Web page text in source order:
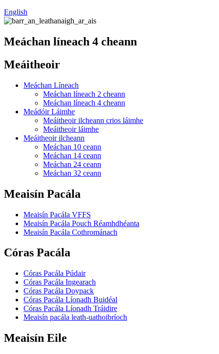
English
Meáchan líneach 4 cheann
Meáitheoir
Meáchan Líneach
Meáchan líneach 2 cheann
Meáchan líneach 4 cheann
Meádóir Láimhe
Meáitheoir ilcheann crios láimhe
Meáitheoir láimhe
Meáitheoir ilcheann
Meáchan 10 ceann
Meáchan 14 ceann
Meáchan 24 ceann
Meáchan 32 ceann
Meaisín Pacála
Meaisín Pacála VFFS
Meaisín Pacála Pouch Réamhdhéanta
Meaisín Pacála Cothrománach
Córas Pacála
Córas Pacála Púdair
Córas Pacála Ingearach
Córas Pacála Doypack
Córas Pacála Líonadh Buidéal
Córas Pacála Líonadh Tráidire
Meaisín pacála leath-uathoibríoch
Meaisín Eile